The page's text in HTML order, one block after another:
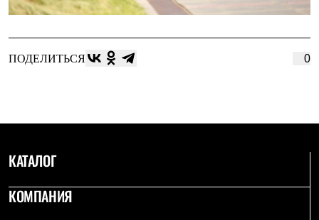
ПОДЕЛИТЬСЯ 0
КАТАЛОГ
КОМПАНИЯ